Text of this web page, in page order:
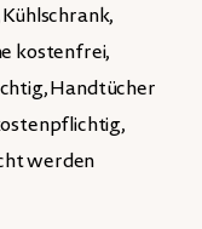
kostenfrei,
Handtücher
werden